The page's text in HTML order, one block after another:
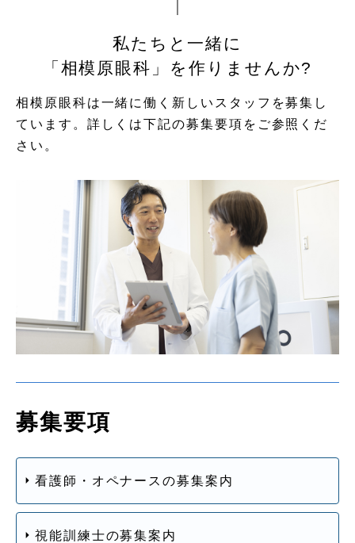
私たちと一緒に
「相模原眼科」を作りませんか?
相模原眼科は一緒に働く新しいスタッフを募集し
ています。 詳しくは下記の募集要項をご参照くだ
さい。
募集要項
看護師・オペナースの募集案内
視能訓練士の募集案内